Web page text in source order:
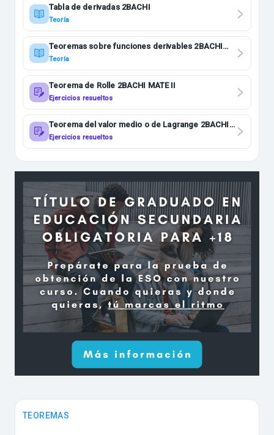
Tabla de derivadas 2BACHI
Teoría
Teoremas sobre funciones derivables 2BACHI
MATE II
Teoría
Teorema de Rolle 2BACHI MATE II
Ejercicios resueltos
Teorema del valor medio o de Lagrange 2BACHI
MATE II
Ejercicios resueltos
TEOREMAS